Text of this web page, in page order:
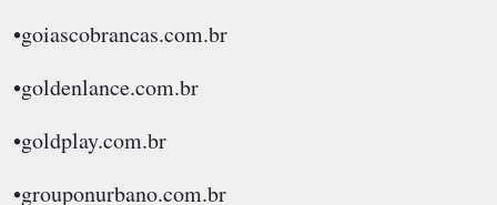
•goiascobrancas.com.br
•goldenlance.com.br
•goldplay.com.br
•grouponurbano.com.br